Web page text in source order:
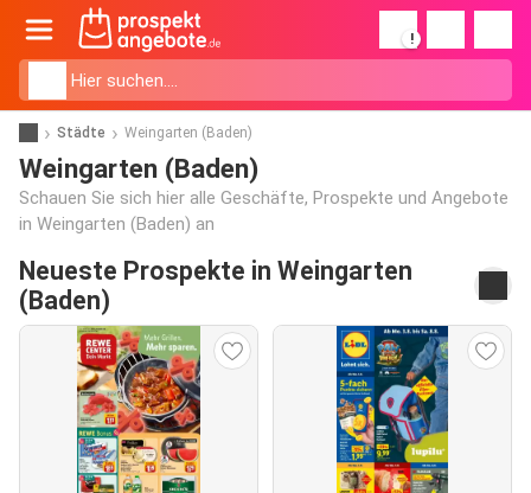
!
Städte Weingarten (Baden)
Weingarten (Baden)
Schauen Sie sich hier alle Geschäfte, Prospekte und Angebote
in Weingarten (Baden) an
Neueste Prospekte in Weingarten
(Baden)